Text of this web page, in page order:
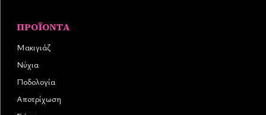
ΠΡΟΪΌΝΤΑ
Μακιγιάζ
Νύχια
Ποδολογία
Αποτρίχωση